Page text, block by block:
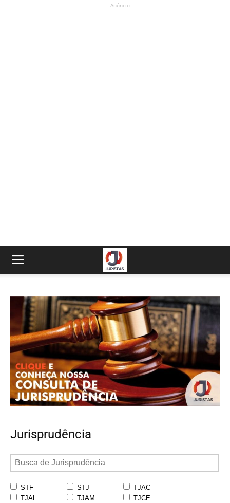
- Anúncio -
Jurisprudência
STF STJ
TJAC
TJAL
TJAM
TJCE